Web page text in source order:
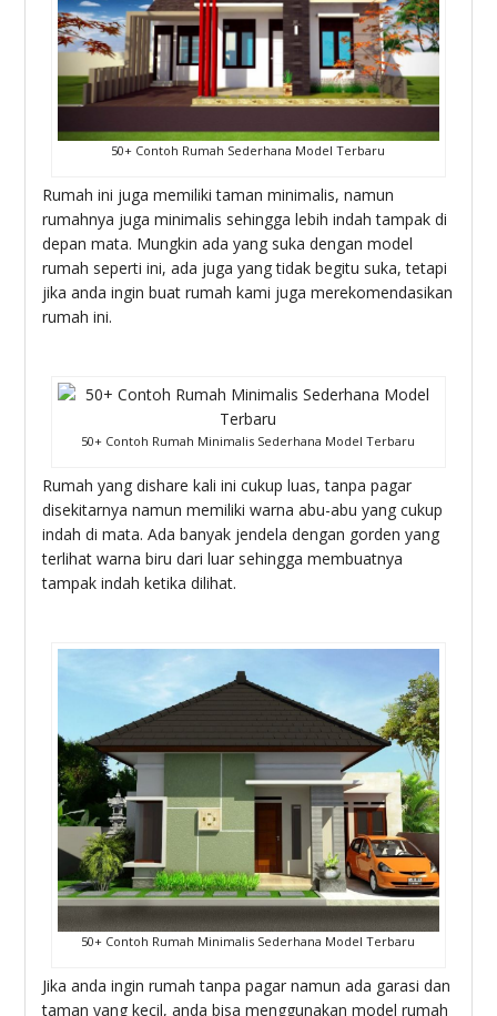
50+ Contoh Rumah Sederhana Model Terbaru
Rumah ini juga memiliki taman minimalis, namun
rumahnya juga minimalis sehingga lebih indah tampak di
depan mata. Mungkin ada yang suka dengan model
rumah seperti ini, ada juga yang tidak begitu suka, tetapi
jika anda ingin buat rumah kami juga merekomendasikan
rumah ini.
50+ Contoh Rumah Minimalis Sederhana Model Terbaru
Rumah yang dishare kali ini cukup luas, tanpa pagar
disekitarnya namun memiliki warna abu-abu yang cukup
indah di mata. Ada banyak jendela dengan gorden yang
terlihat warna biru dari luar sehingga membuatnya
tampak indah ketika dilihat.
50+ Contoh Rumah Minimalis Sederhana Model Terbaru
Jika anda ingin rumah tanpa pagar namun ada garasi dan
taman yang kecil, anda bisa menggunakan model rumah